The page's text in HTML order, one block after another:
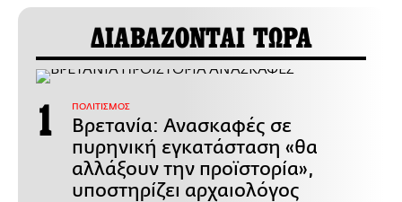
ΔΙΑΒΑΖΟΝΤΑΙ ΤΩΡΑ
ΠΟΛΙΤΙΣΜΟΣ
Βρετανία: Ανασκαφές σε
πυρηνική εγκατάσταση «θα
αλλάξουν την προϊστορία»,
υποστηρίζει αρχαιολόγος